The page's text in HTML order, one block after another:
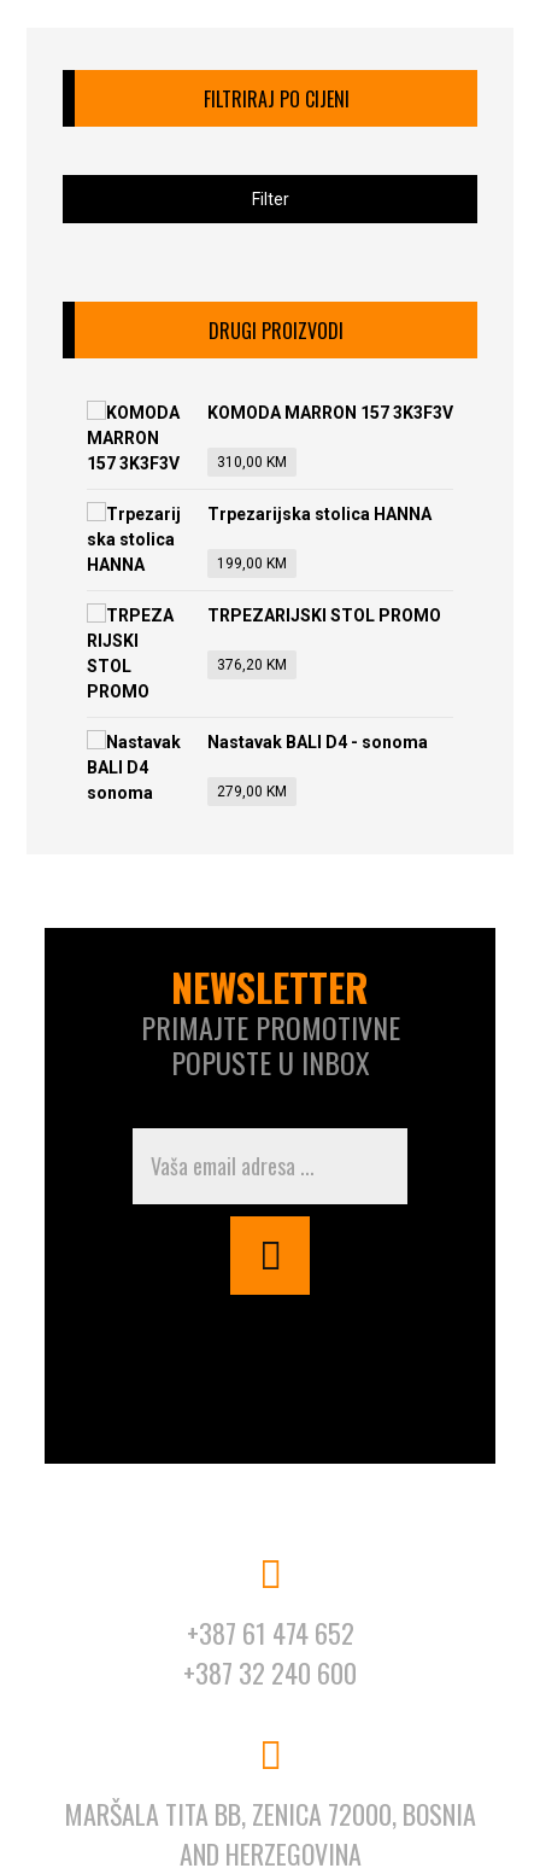
FILTRIRAJ PO CIJENI
Filter
DRUGI PROIZVODI
KOMODA MARRON 157 3K3F3V
310,00 KM
Trpezarijska stolica HANNA
199,00 KM
TRPEZARIJSKI STOL PROMO
376,20 KM
Nastavak BALI D4 - sonoma
279,00 KM
NEWSLETTER
PRIMAJTE PROMOTIVNE
POPUSTE U INBOX
+387 61 474 652
+387 32 240 600
MARŠALA TITA BB, ZENICA 72000, BOSNIA
AND HERZEGOVINA